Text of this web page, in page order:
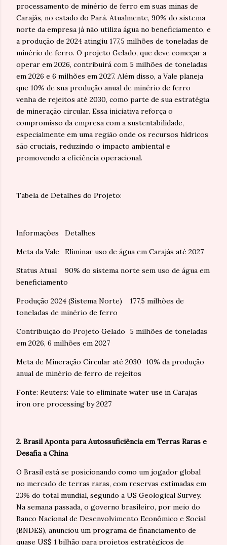
processamento de minério de ferro em suas minas de
Carajás, no estado do Pará. Atualmente, 90% do sistema
norte da empresa já não utiliza água no beneficiamento, e
a produção de 2024 atingiu 177,5 milhões de toneladas de
minério de ferro. O projeto Gelado, que deve começar a
operar em 2026, contribuirá com 5 milhões de toneladas
em 2026 e 6 milhões em 2027. Além disso, a Vale planeja
que 10% de sua produção anual de minério de ferro
venha de rejeitos até 2030, como parte de sua estratégia
de mineração circular. Essa iniciativa reforça o
compromisso da empresa com a sustentabilidade,
especialmente em uma região onde os recursos hídricos
são cruciais, reduzindo o impacto ambiental e
promovendo a eficiência operacional.
Tabela de Detalhes do Projeto:
Informações Detalhes
Meta da Vale Eliminar uso de água em Carajás até 2027
Status Atual
90% do sistema norte sem uso de água em
beneficiamento
Produção 2024 (Sistema Norte)
177,5 milhões de
toneladas de minério de ferro
Contribuição do Projeto Gelado
5 milhões de toneladas
em 2026, 6 milhões em 2027
Meta de Mineração Circular até 2030
10% da produção
anual de minério de ferro de rejeitos
Fonte: Reuters: Vale to eliminate water use in Carajas
iron ore processing by 2027
2. Brasil Aponta para Autossuficiência em Terras Raras e
Desafia a China
O Brasil está se posicionando como um jogador global
no mercado de terras raras, com reservas estimadas em
23% do total mundial, segundo a US Geological Survey.
Na semana passada, o governo brasileiro, por meio do
Banco Nacional de Desenvolvimento Econômico e Social
(BNDES), anunciou um programa de financiamento de
quase US$ 1 bilhão para projetos estratégicos de